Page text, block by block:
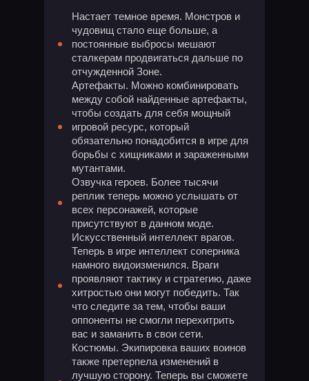
Настает темное время. Монстров и
чудовищ стало еще больше, а
постоянные выбросы мешают
сталкерам продвигаться дальше по
отчужденной Зоне.
Артефакты. Можно комбинировать
между собой найденные артефакты,
чтобы создать для себя мощный
игровой ресурс, который
обязательно понадобится в игре для
борьбы с хищниками и зараженными
мутантами.
Озвучка героев. Более тысячи
реплик теперь можно услышать от
всех персонажей, которые
присутствуют в данном моде.
Искусственный интеллект врагов.
Теперь в игре интеллект соперника
намного видоизменился. Враги
проявляют тактику и стратегию, даже
хитростью они могут победить. Так
что следите за тем, чтобы ваши
оппоненты не смогли перехитрить
вас и заманить в свои сети.
Костюмы. Экипировка ваших воинов
также претерпела изменений в
лучшую сторону. Теперь вы сможете